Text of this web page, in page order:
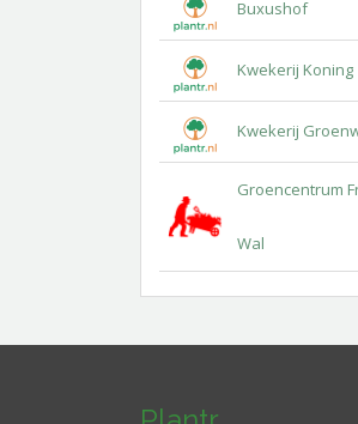
Buxushof
Kwekerij Koning
Kwekerij
Groencentrum
Wal